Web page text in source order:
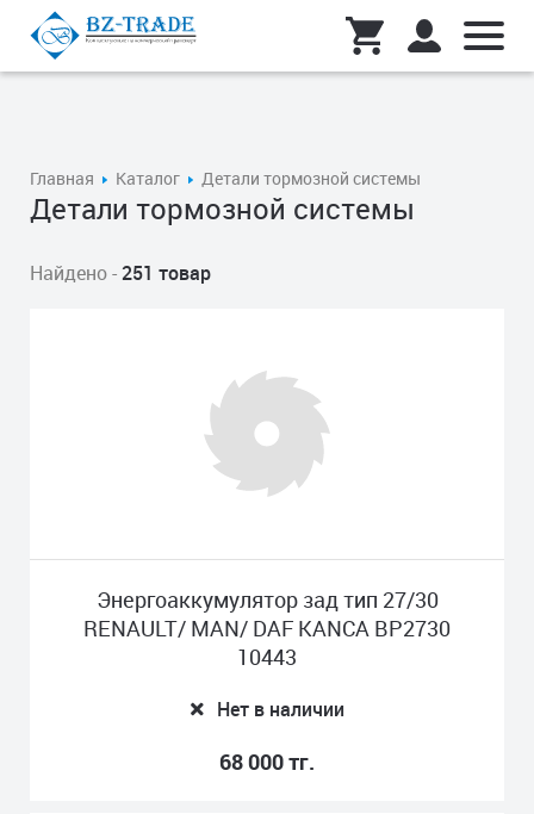
Главная Каталог Детали тормозной системы
Детали тормозной системы
Найдено -251 товар
Энергоаккумулятор зад тип 27/30
RENAULT/ MAN/ DAF KANCA BP2730
10443
Нет в наличии
68 000 тг.